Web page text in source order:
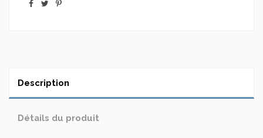
Description
Détails du produit